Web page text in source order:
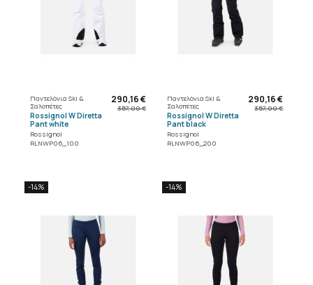
Παντελόνια Ski &
Σαλοπέτες
Rossignol W Diretta
Pant white
Rossignol
RLNWP06_100
290,16 €
357,00 €
Παντελόνια Ski &
Σαλοπέτες
Rossignol W Diretta
Pant black
Rossignol
RLNWP06_200
290,16 €
357,00 €
-14% -14%